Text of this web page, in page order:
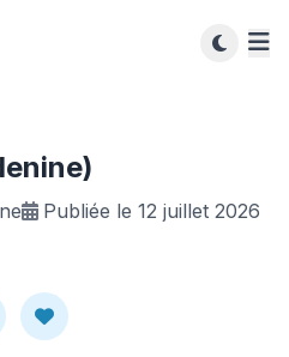
Publiée le 12 juillet 2026